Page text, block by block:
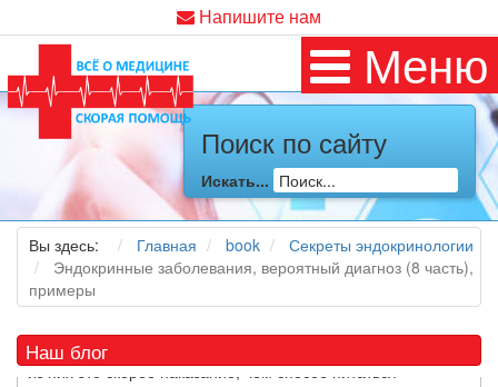
Напишите нам
Меню
Поиск по сайту
Искать...
Вы здесь: Главная book
Секреты эндокринологии
Эндокринные заболевания, вероятный диагноз (8 часть),
примеры
Наш блог
Как я заболел во время локдауна?
Это странная ситуация: вы соблюдали все меры
предосторожности COVID-19 (вы почти все время дома),
но, тем не менее, вы каким-то образом простудились. Вы
можете задаться...
5 причин обратить внимание на средиземноморскую диету
Какдиетолог, я вижу, что многие причудливые диеты
приходят в нашужизньи быстро исчезают из нее. Многие
из них это скорее наказание, чем способ питаться
правильно и влиять на...